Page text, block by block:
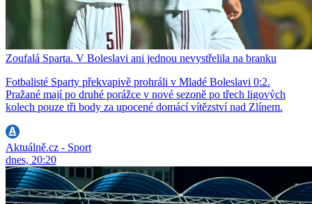
Zoufalá Sparta. V Boleslavi ani jednou nevystřelila na branku
Fotbalisté Sparty překvapivě prohráli v Mladé Boleslavi 0:2.
Pražané mají po druhé porážce v nové sezoně po třech ligových
kolech pouze tři body za upocené domácí vítězství nad Zlínem.
Aktuálně.cz - Sport
dnes, 20:20